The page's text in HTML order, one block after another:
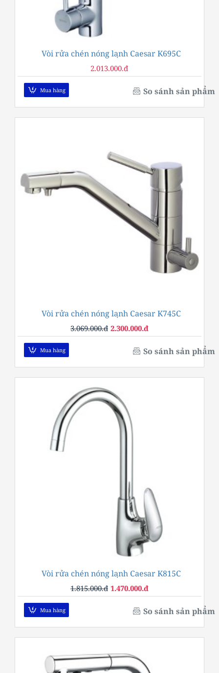
Vòi rửa chén nóng lạnh Caesar K695C
2.013.000.đ
Mua hàng So sánh sản phẩm
-25%
Vòi rửa chén nóng lạnh Caesar K745C
2.300.000.đ
3.069.000.đ
Mua hàng So sánh sản phẩm
-19%
Vòi rửa chén nóng lạnh Caesar K815C
1.470.000.đ
1.815.000.đ
Mua hàng So sánh sản phẩm